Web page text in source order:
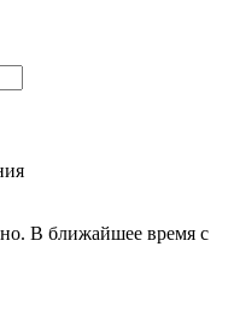
В ближайшее время с